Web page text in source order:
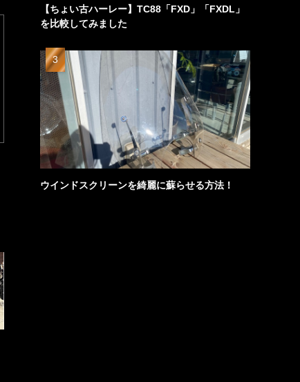
【ちょい古ハーレー】TC88「FXD」「FXDL」
を比較してみました
ウインドスクリーンを綺麗に蘇らせる方法！